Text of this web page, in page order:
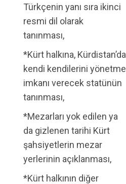
Türkçenin yanı sıra ikinci
resmi dil olarak
tanınması,
*Kürt halkına, Kürdistan’da
kendi kendilerini yönetme
imkanı verecek statünün
tanınması,
*Mezarları yok edilen ya
da gizlenen tarihi Kürt
şahsiyetlerin mezar
yerlerinin açıklanması,
*Kürt halkının diğer